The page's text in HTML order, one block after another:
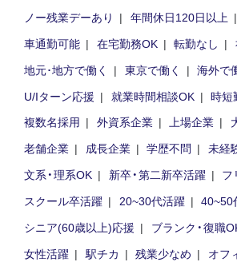
ノー残業デーあり
年間休日120日以上
車通勤可能
在宅勤務OK 転勤なし
地元･地方で働く
東京で働く
海外で
U/Iターン応援
就業時間相談OK
時短
複数名採用
外資系企業 上場企業
老舗企業
成長企業 学歴不問
未経
文系・理系OK
新卒・第二新卒活躍
フ
スクール卒活躍
20~30代活躍
40~50
シニア(60歳以上)応援
ブランク・復職
女性活躍
駅チカ 残業少なめ
オフ